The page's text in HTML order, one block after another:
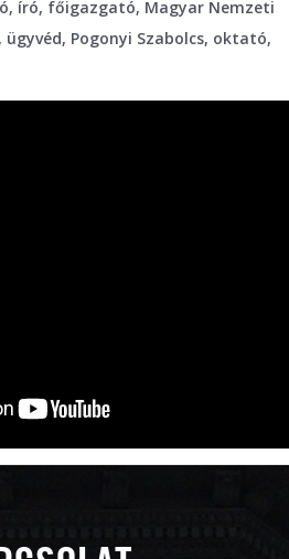
író, főigazgató, Magyar Nemzeti
ügyvéd, Pogonyi Szabolcs, oktató,